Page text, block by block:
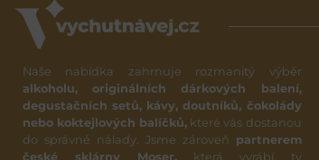
Naše nabídka zahrnuje rozmanitý výběr
alkoholu, originálních dárkových balení,
degustačních setů, kávy, doutníků, čokolády
nebo koktejlových balíčků, které vás dostanou
do správné nálady. Jsme zároveň partnerem
české sklárny Moser, která vyrábí ty